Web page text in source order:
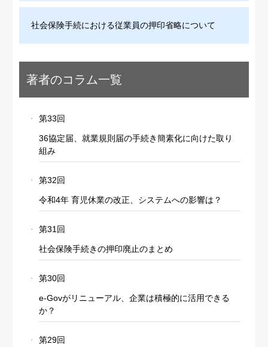
社会保険手続における従業員の押印省略について
著者のコラム一覧
第33回
36協定届、就業規則届の手続き簡素化に向けた取り
組み
第32回
令和4年 育児休業の改正、システムへの影響は？
第31回
社会保険手続きの押印廃止のまとめ
第30回
e-Govがリニューアル、企業は積極的に活用できる
か？
第29回